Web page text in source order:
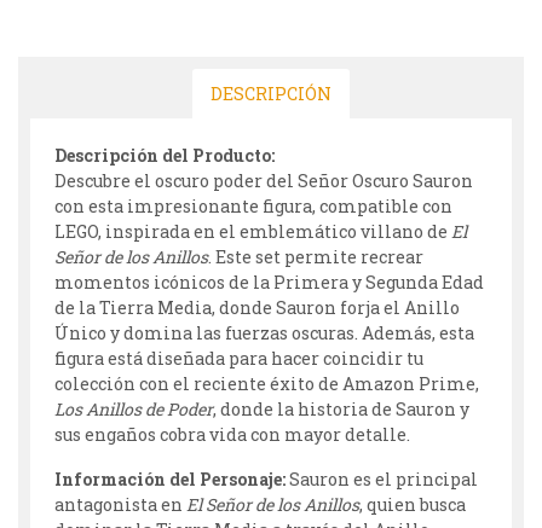
DESCRIPCIÓN
Descripción del Producto:
Descubre el oscuro poder del Señor Oscuro Sauron
con esta impresionante figura, compatible con
LEGO, inspirada en el emblemático villano de El
Señor de los Anillos. Este set permite recrear
momentos icónicos de la Primera y Segunda Edad
de la Tierra Media, donde Sauron forja el Anillo
Único y domina las fuerzas oscuras. Además, esta
figura está diseñada para hacer coincidir tu
colección con el reciente éxito de Amazon Prime,
Los Anillos de Poder, donde la historia de Sauron y
sus engaños cobra vida con mayor detalle.
Información del Personaje:Sauron es el principal
antagonista en El Señor de los Anillos, quien busca